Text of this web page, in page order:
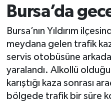
Bursa’da
Bursa’nın Yıldırım
meydana gelen trafik
servis otobüsüne
yaralandı. Alkollü
karıştığı kaza sonrası
bölgede trafik bir süre
Eğitim
Ekonomi
Genel
Gündem
Tüm Manşetler
Son Dakika Haberleri
Haber Arşivi